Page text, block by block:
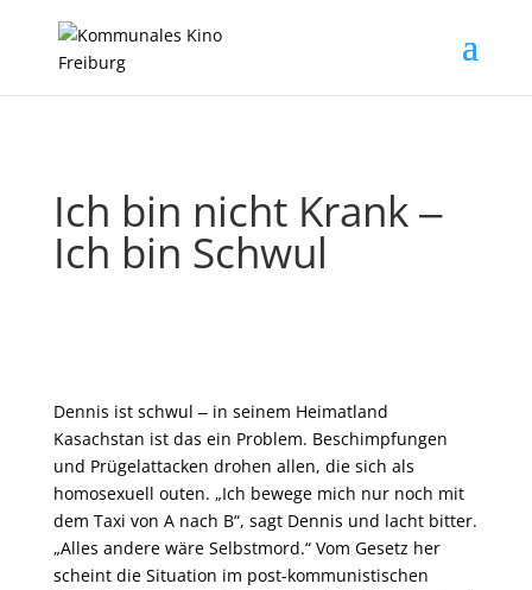
Ich bin nicht Krank ‒
Ich bin Schwul
Dennis ist schwul ‒ in seinem Heimatland
Kasachstan ist das ein Problem. Beschimpfungen
und Prügelattacken drohen allen, die sich als
homosexuell outen. „Ich bewege mich nur noch mit
dem Taxi von A nach B“, sagt Dennis und lacht bitter.
„Alles andere wäre Selbstmord.“ Vom Gesetz her
scheint die Situation im post-kommunistischen